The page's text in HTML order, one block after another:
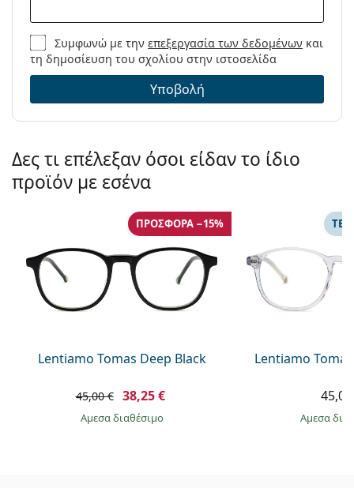
Προϊόντος /
Μοντέλο:
RB3016 901/BF 51
Συμφωνώ με τηνεπεξεργασία των δεδομένων και
τη δημοσίευση του σχολίου στην ιστοσελίδα
Υποβολή
Δες τι επέλεξαν όσοι είδαν το ίδιο
προϊόν με εσένα
Lentiamo Tomas Deep Black
ΠΡΟΣΦΟΡΆ −15%
45,00 € 38,25 €
άμεσα διαθέσιμο
Lentiamo
άμεσα